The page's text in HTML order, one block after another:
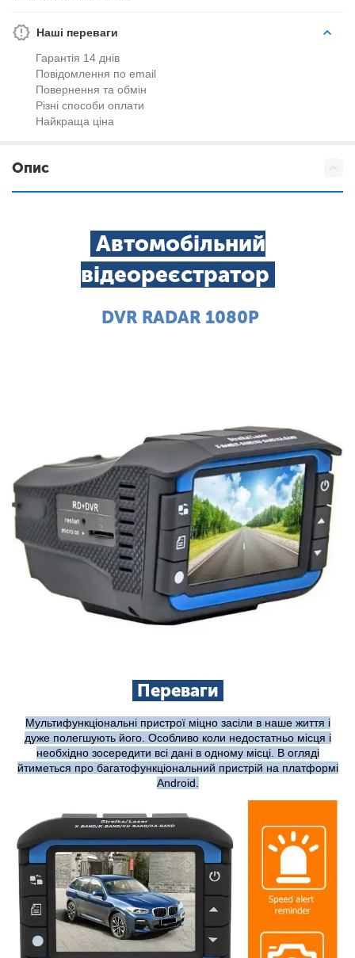
Наші переваги
Гарантія 14 днів
Повідомлення по email
Повернення та обмін
Різні способи оплати
Найкраща ціна
Опис
Автомобільний
відеореєстратор
DVR RADAR 1080P
Переваги
Мультифункціональні пристрої міцно засіли в наше життя і
дуже полегшують його. Особливо коли недостатньо місця і
необхідно зосередити всі дані в одному місці. В огляді
йтиметься про багатофункціональний пристрій на платформі
Android.